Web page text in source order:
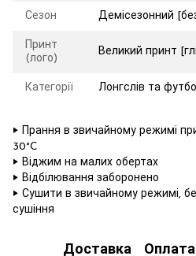
Сезон Демісезонний
Принт
(лого)
Великий принт
Категорії Лонгслів та
‣ Прання в звичайному режимі
30°C
‣ Віджим на малих обертах
‣ Відбілювання заборонено
‣ Сушити в звичайному режимі,
сушіння
Доставка Оплата